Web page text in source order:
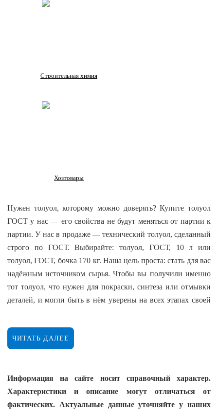
Строительная химия
Хозтовары
Нужен толуол, которому можно доверять? Купите толуол
ГОСТ у нас — его свойства не будут меняться от партии к
партии. У нас в продаже — технический толуол, сделанный
строго по ГОСТ. Выбирайте: толуол, ГОСТ, 10 л или
толуол, ГОСТ, бочка 170 кг. Наша цель проста: стать для вас
надёжным источником сырья. Чтобы вы получили именно
тот толуол, что нужен для покраски, синтеза или отмывки
деталей, и могли быть в нём уверены на всех этапах своей
Толуол по ГОСТу: не просто слова, а
конкретные параметры
просто «разбавитель». Его фишка — мощная растворяющая
способность и при этом предсказуемая, не слишком быстрая
ЧИТАТЬ ДАЛЕЕ
Информация на сайте носит справочный характер.
Характеристики и описание могут отличаться от
фактических. Актуальные данные уточняйте у наших